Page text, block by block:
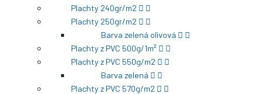
Plachty 240gr/m2
Plachty 250gr/m2
Barva zelená olivová
Plachty z PVC 500g/1m²
Plachty z PVC 550g/m2
Barva zelená
Plachty z PVC 570g/m2